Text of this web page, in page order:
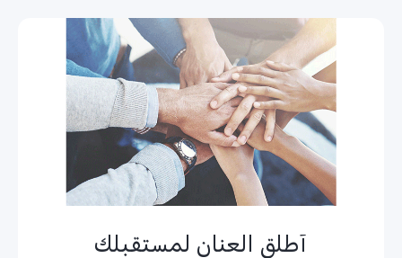
أطلق العنان لمستقبلك